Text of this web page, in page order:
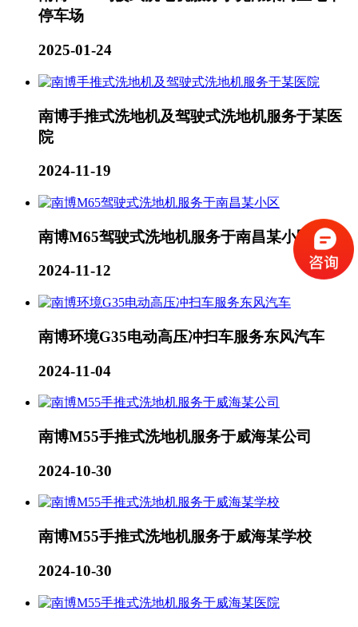
停车场
2025-01-24
南博手推式洗地机及驾驶式洗地机服务于某医
院
2024-11-19
南博M65驾驶式洗地机服务于南昌某小区
2024-11-12
南博环境G35电动高压冲扫车服务东风汽车
2024-11-04
南博M55手推式洗地机服务于威海某公司
2024-10-30
南博M55手推式洗地机服务于威海某学校
2024-10-30